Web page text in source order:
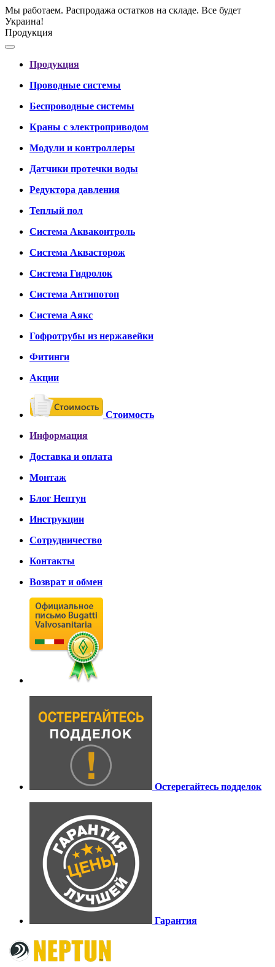
Мы работаем. Распродажа остатков на складе. Все будет
Украина!
Продукция
Продукция
Проводные системы
Беспроводные системы
Краны с электроприводом
Модули и контроллеры
Датчики протечки воды
Редуктора давления
Теплый пол
Система Акваконтроль
Система Аквасторож
Система Гидролок
Система Антипотоп
Система Аякс
Гофротрубы из нержавейки
Фитинги
Акции
Стоимость
Информация
Доставка и оплата
Монтаж
Блог Нептун
Инструкции
Сотрудничество
Контакты
Возврат и обмен
Остерегайтесь подделок
Гарантия